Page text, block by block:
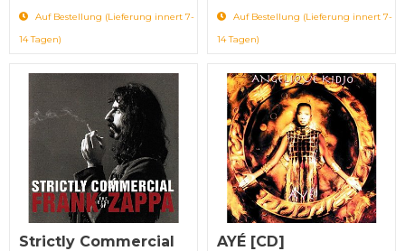
Auf Bestellung (Lieferung innert 7-
14 Tagen)
Auf Bestellung (Lieferung innert 7-
14 Tagen)
Strictly Commercial
AYÉ [CD]